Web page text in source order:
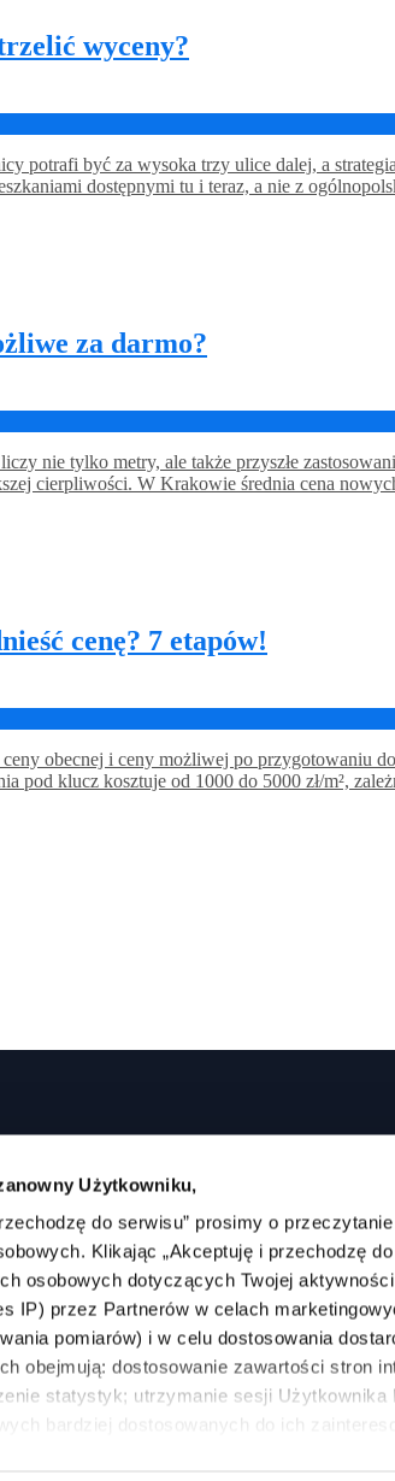
Użytkowniku,
do serwisu” prosimy o
Klikając „Akceptuję i przechodzę
osobowych dotyczących Twojej
IP) przez Partnerów w celach
pomiarów) i w celu dostosowania
obejmują: dostosowanie zawartości stron
statystyk; utrzymanie sesji Użytkownika
wyceny?
potrafi być za wysoka trzy ulice dalej, a
dostępnymi tu i teraz, a nie z
za darmo?
nie tylko metry, ale także przyszłe
cierpliwości. W Krakowie średnia cena
cenę? 7 etapów!
obecnej i ceny możliwej po przygotowaniu
pod klucz kosztuje od 1000 do 5000 zł/m²,
Sprzedaj nieruchomość
kredytowej Ubezpieczenia